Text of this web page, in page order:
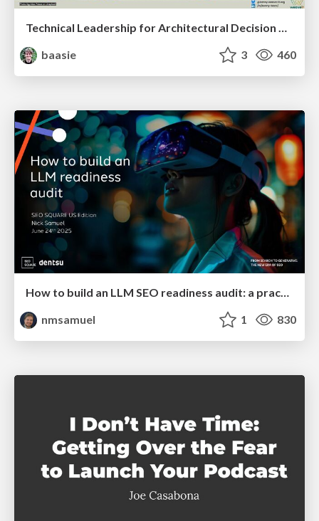
Technical Leadership for Architectural Decision Making
baasie
3 460
How to build an LLM SEO readiness audit: a practical framework
nmsamuel
1 830